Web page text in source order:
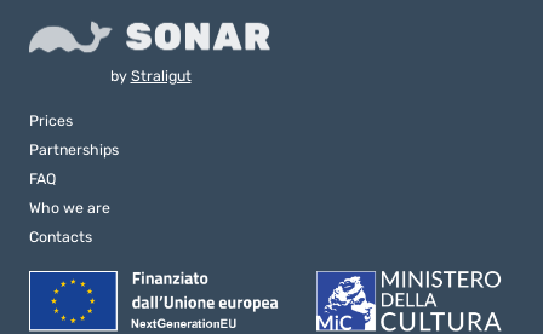
by Straligut
Prices
Partnerships
FAQ
Who we are
Contacts